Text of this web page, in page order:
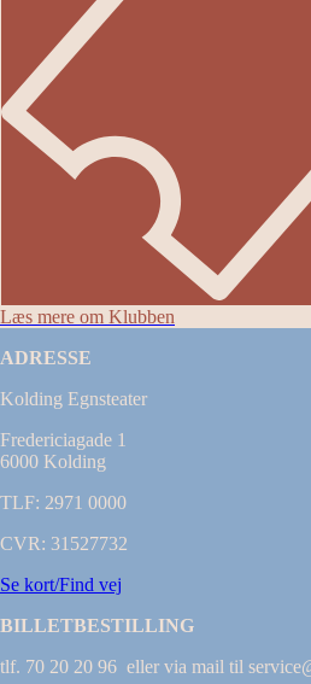
Læs mere om Klubben
ADRESSE
Kolding Egnsteater
Fredericiagade 1
6000 Kolding
TLF: 2971 0000
CVR: 31527732
Se kort/Find vej
BILLETBESTILLING
tlf. 70 20 20 96 eller via mail til